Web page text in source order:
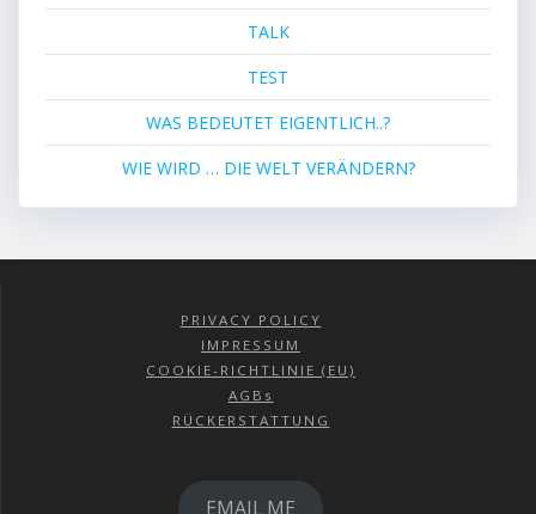
TALK
TEST
WAS BEDEUTET EIGENTLICH..?
WIE WIRD … DIE WELT VERÄNDERN?
PRIVACY POLICY
IMPRESSUM
COOKIE-RICHTLINIE (EU)
AGBs
RÜCKERSTATTUNG
EMAIL ME